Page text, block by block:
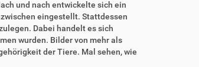
und nach entwickelte sich ein
eingestellt. Stattdessen
Dabei handelt es sich
wurden. Bilder von mehr als
der Tiere. Mal sehen, wie